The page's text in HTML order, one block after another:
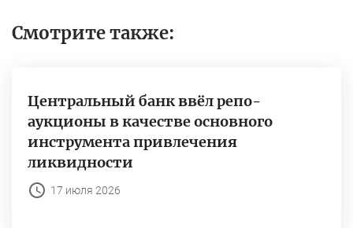
Смотрите также:
Центральный банк ввёл репо-
аукционы в качестве основного
инструмента привлечения
ликвидности
17 июля 2026